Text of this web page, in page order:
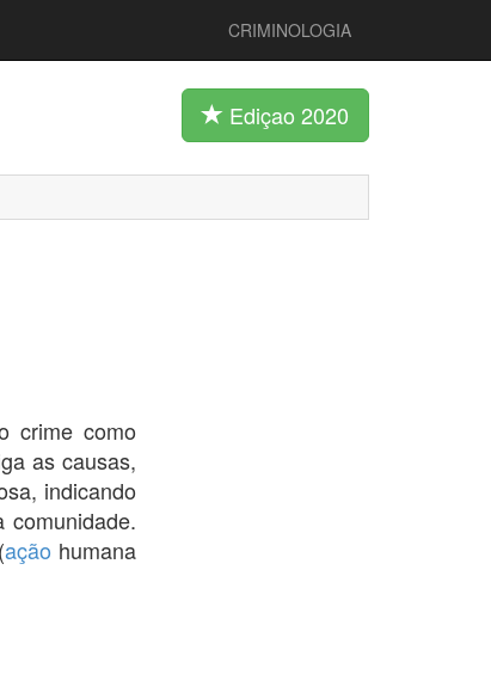
CRIMINOLOGIA
Ediçao 2020
crime como
as causas,
indicando
comunidade.
ação humana